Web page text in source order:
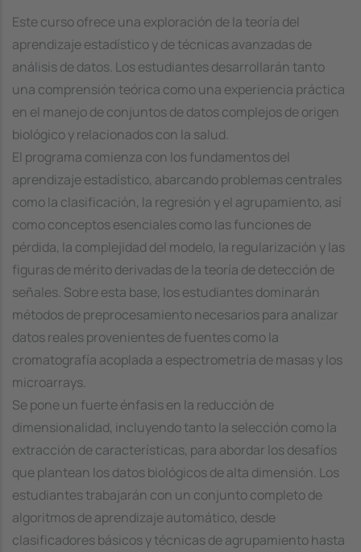
Este curso ofrece una exploración de la teoría del
aprendizaje estadístico y de técnicas avanzadas de
análisis de datos. Los estudiantes desarrollarán tanto
una comprensión teórica como una experiencia práctica
en el manejo de conjuntos de datos complejos de origen
biológico y relacionados con la salud.
El programa comienza con los fundamentos del
aprendizaje estadístico, abarcando problemas centrales
como la clasificación, la regresión y el agrupamiento, así
como conceptos esenciales como las funciones de
pérdida, la complejidad del modelo, la regularización y las
figuras de mérito derivadas de la teoría de detección de
señales. Sobre esta base, los estudiantes dominarán
métodos de preprocesamiento necesarios para analizar
datos reales provenientes de fuentes como la
cromatografía acoplada a espectrometría de masas y los
microarrays.
Se pone un fuerte énfasis en la reducción de
dimensionalidad, incluyendo tanto la selección como la
extracción de características, para abordar los desafíos
que plantean los datos biológicos de alta dimensión. Los
estudiantes trabajarán con un conjunto completo de
algoritmos de aprendizaje automático, desde
clasificadores básicos y técnicas de agrupamiento hasta